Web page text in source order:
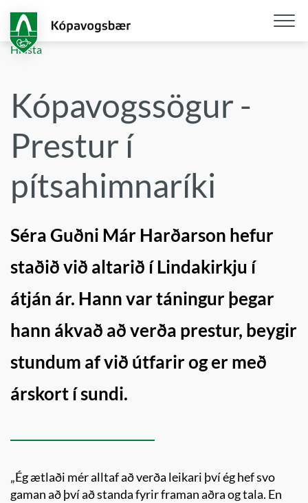
aðalefni
Hlusta
Kópavogssögur -
Prestur í
pítsahimnaríki
Séra Guðni Már Harðarson hefur
staðið við altarið í Lindakirkju í
átján ár. Hann var táningur þegar
hann ákvað að verða prestur, beygir
stundum af við útfarir og er með
árskort í sundi.
„Ég ætlaði mér alltaf að verða leikari því ég hef svo
gaman að því að standa fyrir framan aðra og tala. En
Opna